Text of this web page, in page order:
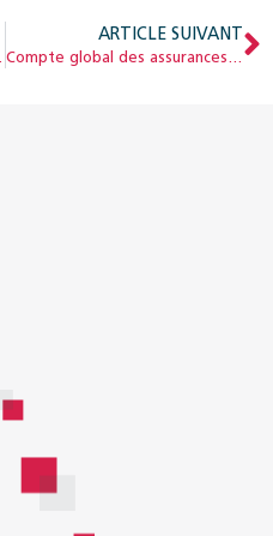
ARTICLE SUIVANT
Compte global des assurances sociales 2018